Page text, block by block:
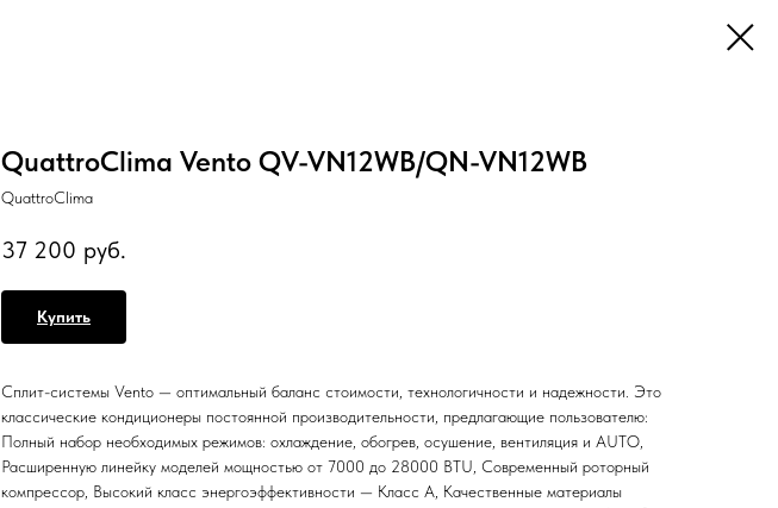
QuattroClima Vento QV-VN12WB/QN-VN12WB
QuattroClima
37 200 руб.
Купить
Сплит-системы Vento — оптимальный баланс стоимости, технологичности и надежности. Это
классические кондиционеры постоянной производительности, предлагающие пользователю:
Полный набор необходимых режимов: охлаждение, обогрев, осушение, вентиляция и AUTO,
Расширенную линейку моделей мощностью от 7000 до 28000 BTU, Современный роторный
компрессор, Высокий класс энергоэффективности — Класс A, Качественные материалы